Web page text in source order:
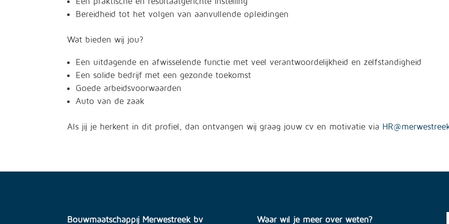
Bereidheid tot het volgen van aanvullende opleidingen
Wat bieden wij jou?
Een uitdagende en afwisselende functie met veel verantwoordelijkheid en zelfstandigheid
Een solide bedrijf met een gezonde toekomst
Goede arbeidsvoorwaarden
Auto van de zaak
Als jij je herkent in dit profiel, dan ontvangen wij graag jouw cv en motivatie via
Bouwmaatschappij Merwestreek bv Waar wil je meer over weten?